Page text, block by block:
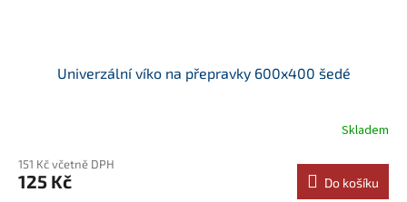
Univerzální víko na přepravky 600x400 šedé
Skladem
151 Kč včetně DPH
125 Kč Do košíku